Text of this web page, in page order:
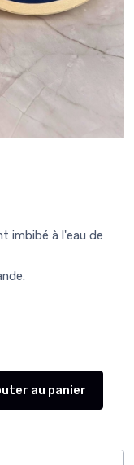
imbibé à l'eau de
au panier